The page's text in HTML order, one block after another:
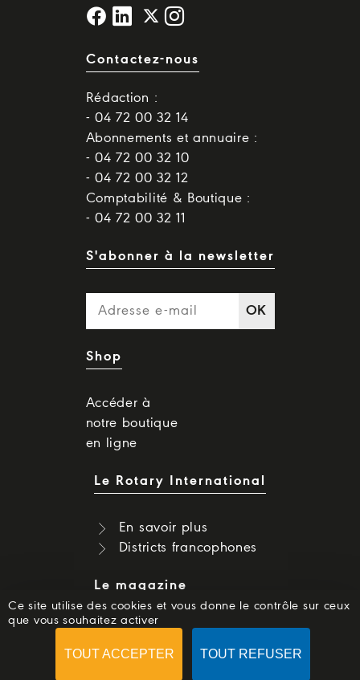
Contactez-nous
Rédaction :
- 04 72 00 32 14
Abonnements et annuaire :
- 04 72 00 32 10
- 04 72 00 32 12
Comptabilité & Boutique :
- 04 72 00 32 11
S'abonner à la newsletter
OK
Shop
Accéder à
notre boutique
en ligne
Le Rotary International
En savoir plus
Districts francophones
Le magazine
Dernier numéro
Numéros précédents
Ce site utilise des cookies et vous donne le contrôle sur ceux
que vous souhaitez activer
TOUT ACCEPTER TOUT REFUSER